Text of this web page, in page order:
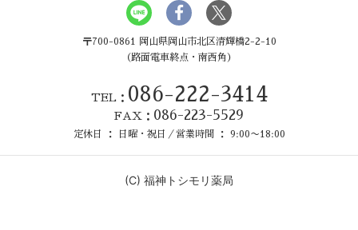
〒700-0861 岡山県岡山市北区清輝橋2-2-10
（路面電車終点・南西角）
TEL： 086-222-3414
FAX： 086-223-5529
定休日 ： 日曜・祝日／営業時間 ： 9:00〜18:00
(C) 福神トシモリ薬局